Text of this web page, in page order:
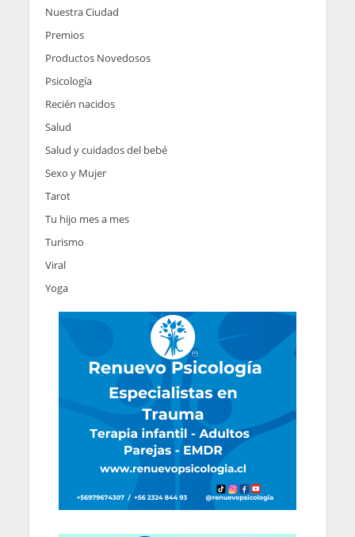
Nuestra Ciudad
Premios
Productos Novedosos
Psicología
Recién nacidos
Salud
Salud y cuidados del bebé
Sexo y Mujer
Tarot
Tu hijo mes a mes
Turismo
Viral
Yoga